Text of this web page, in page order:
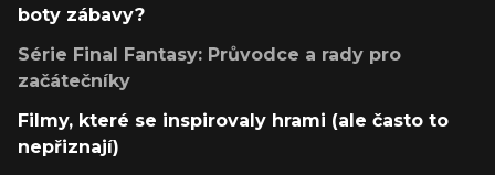
boty zábavy?
Série Final Fantasy: Průvodce a rady pro
začátečníky
Filmy, které se inspirovaly hrami (ale často to
nepřiznají)